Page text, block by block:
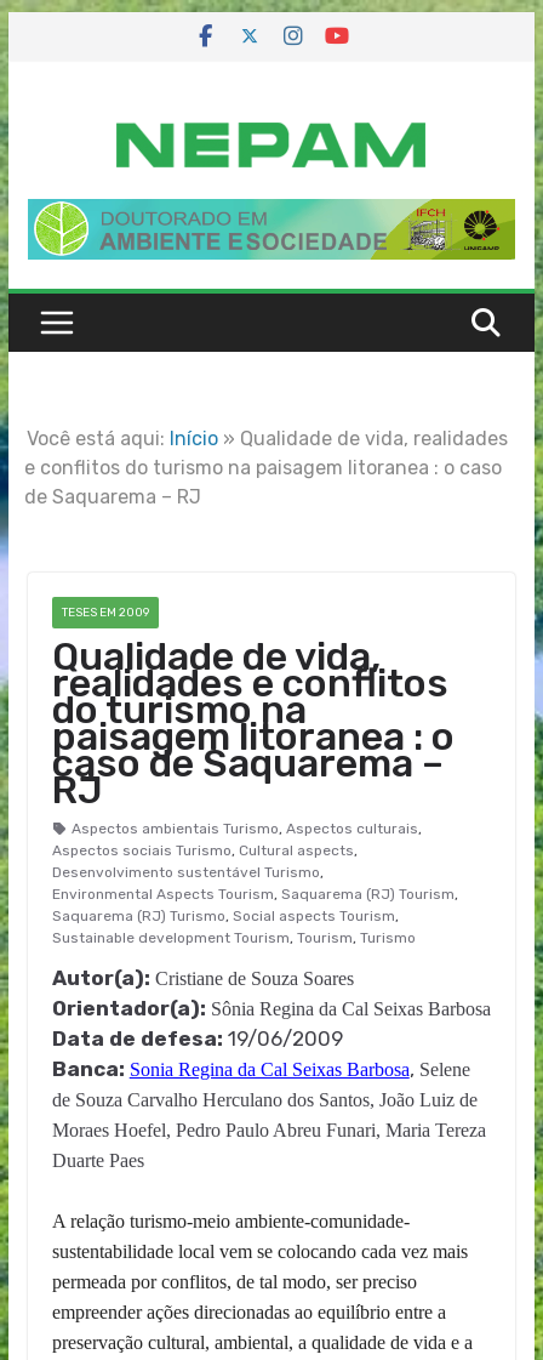
to
Você está aqui: Início» Qualidade de vida, realidades
e conflitos do turismo na paisagem litoranea : o caso
de Saquarema – RJ
TESES EM 2009
Qualidade de vida,
realidades e conflitos
do turismo na
paisagem litoranea : o
caso de Saquarema –
RJ
Aspectos ambientais Turismo, Aspectos culturais,
Aspectos sociais Turismo, Cultural aspects,
Desenvolvimento sustentável Turismo,
Environmental Aspects Tourism, Saquarema (RJ) Tourism,
Saquarema (RJ) Turismo, Social aspects Tourism,
Sustainable development Tourism, Tourism, Turismo
Autor(a): Cristiane de Souza Soares
Orientador(a): Sônia Regina da Cal Seixas Barbosa
Data de defesa: 19/06/2009
Banca: Sonia Regina da Cal Seixas Barbosa, Selene
de Souza Carvalho Herculano dos Santos, João Luiz de
Moraes Hoefel, Pedro Paulo Abreu Funari, Maria Tereza
Duarte Paes
A relação turismo-meio ambiente-comunidade-
sustentabilidade local vem se colocando cada vez mais
permeada por conflitos, de tal modo, ser preciso
empreender ações direcionadas ao equilíbrio entre a
preservação cultural, ambiental, a qualidade de vida e a